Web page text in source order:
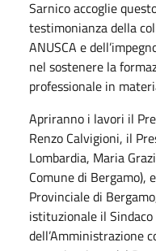
Sarnico accoglie
testimonianza della
ANUSCA e
nel sostenere la
professionale in
Apriranno i lavori il
Renzo Calvigioni, il
Lombardia, Maria
Comune di Bergamo),
Provinciale di
istituzionale il
dell’Amministrazione